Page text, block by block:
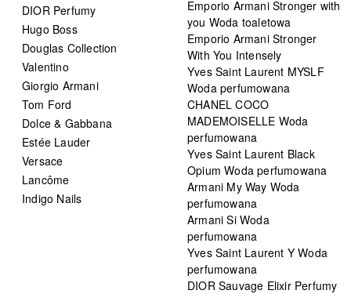
DIOR Perfumy
Hugo Boss
Douglas Collection
Valentino
Giorgio Armani
Tom Ford
Dolce & Gabbana
Estée Lauder
Versace
Lancôme
Indigo Nails
Emporio Armani Stronger with
you Woda toaletowa
Emporio Armani Stronger
With You Intensely
Yves Saint Laurent MYSLF
Woda perfumowana
CHANEL COCO
MADEMOISELLE Woda
perfumowana
Yves Saint Laurent Black
Opium Woda perfumowana
Armani My Way Woda
perfumowana
Armani Si Woda
perfumowana
Yves Saint Laurent Y Woda
perfumowana
DIOR Sauvage Elixir Perfumy